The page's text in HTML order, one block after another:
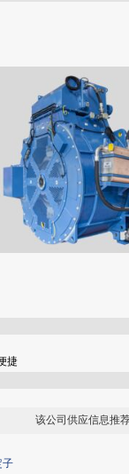
捷
该公司供应信息推
子